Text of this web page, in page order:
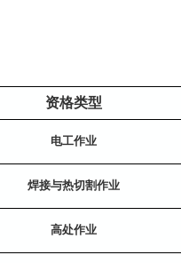
资格类型
电工作业
焊接与热切割作业
高处作业